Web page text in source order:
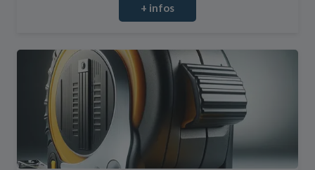
+ infos